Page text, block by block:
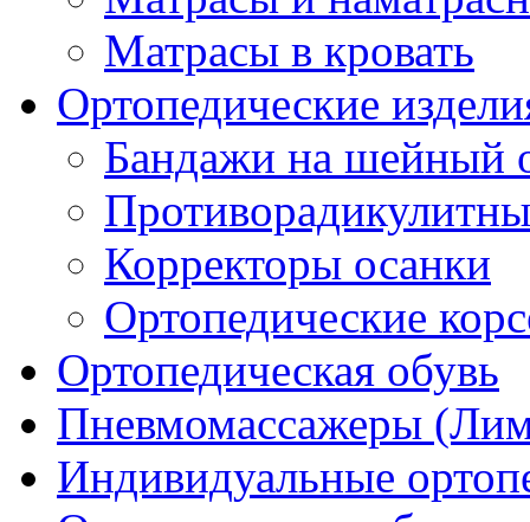
Матрасы в кровать
Ортопедические
Бандажи на шейный
Корректоры осанки
Ортопедические
Ортопедическая обувь
Пневмомассажеры
Индивидуальные